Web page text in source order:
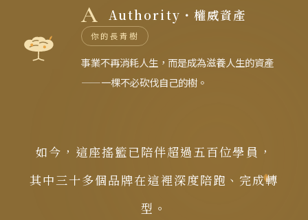
A Authority・權威資產
你的長青樹
事業不再消耗人生，而是成為滋養人生的資產
——一棵不必砍伐自己的樹。
如今，這座搖籃已陪伴超過五百位學員，
其中三十多個品牌在這裡深度陪跑、完成轉
型。